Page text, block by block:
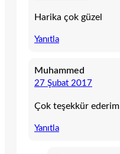
Harika çok güzel
Yanıtla
Muhammed
27 Şubat 2017
Çok teşekkür ederim
Yanıtla